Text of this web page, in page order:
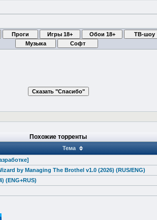
Похожие торренты
Тема
by Managing The Brothel v1.0 (2026) (RUS/ENG)
(ENG+RUS)